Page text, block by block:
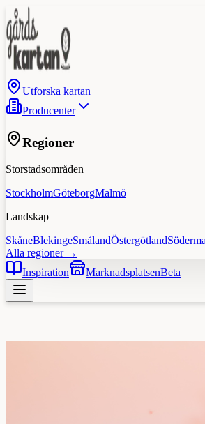
Utforska kartan
Producenter
Regioner
Storstadsområden
StockholmGöteborgMalmö
Landskap
SkåneBlekingeSmålandÖstergötland
Alla regioner →
Inspiration
MarknadsplatsenBeta